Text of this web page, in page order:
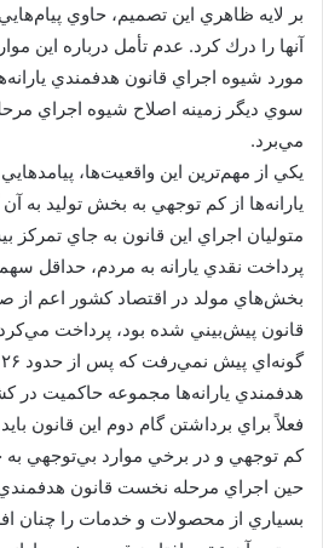
بر لايه ظاهري اين تصميم، حاوي
آنها را درك كرد. عدم تأمل درباره اين
مورد شيوه اجراي قانون هدفمندي
سوي ديگر زمينه اصلاح شيوه اجراي
مي‌برد.
يكي از مهم‌ترين اين واقعيت‌ها،
يارانه‌ها از كم توجهي به بخش توليد به
متوليان اجراي اين قانون به جاي تمركز
پرداخت نقدي يارانه به مردم، حداقل
بخش‌هاي مولد در اقتصاد كشور اعم از
قانون پيش‌بيني شده بود، پرداخت
هدفمندي يارانه‌ها مجموعه حاكميت در
فعلاً براي برداشتن گام دوم اين قانون
كم توجهي و در برخي موارد بي‌توجهي به
حين اجراي مرحله نخست قانون هدفمندي
بسياري از محصولات و خدمات را چنان